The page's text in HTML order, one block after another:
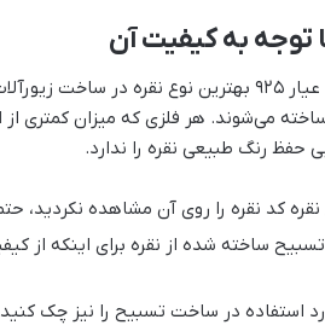
توجه به کیفیت آن
همانطور که بیان شد، نقره‌ای با عیار 925
می‌شوند. هر فلزی که میزان کمتری از
حفظ رنگ طبیعی نقره را ندارد.
کد نقره را روی آن مشاهده نکردید،
ساخته شده از نقره برای اینکه
استفاده در ساخت تسبیح را نیز چک